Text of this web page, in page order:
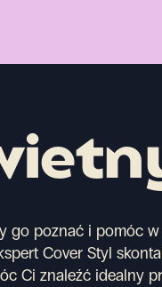
go poznać i pomóc
Cover Styl
Ci znaleźć idealny